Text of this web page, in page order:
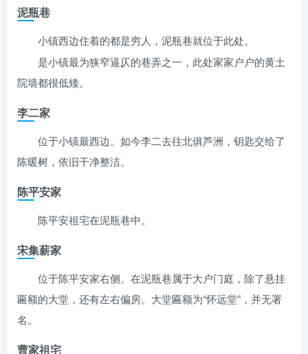
泥瓶巷
小镇西边住着的都是穷人，泥瓶巷就位于此处。
是小镇最为狭窄逼仄的巷弄之一，此处家家户户的黄土
院墙都很低矮。
李二家
位于小镇最西边。如今李二去往北俱芦洲，钥匙交给了
陈暖树，依旧干净整洁。
陈平安家
陈平安祖宅在泥瓶巷中。
宋集薪家
位于陈平安家右侧。在泥瓶巷属于大户门庭，除了悬挂
匾额的大堂，还有左右偏房。大堂匾额为“怀远堂”，并无署
名。
曹家祖宅